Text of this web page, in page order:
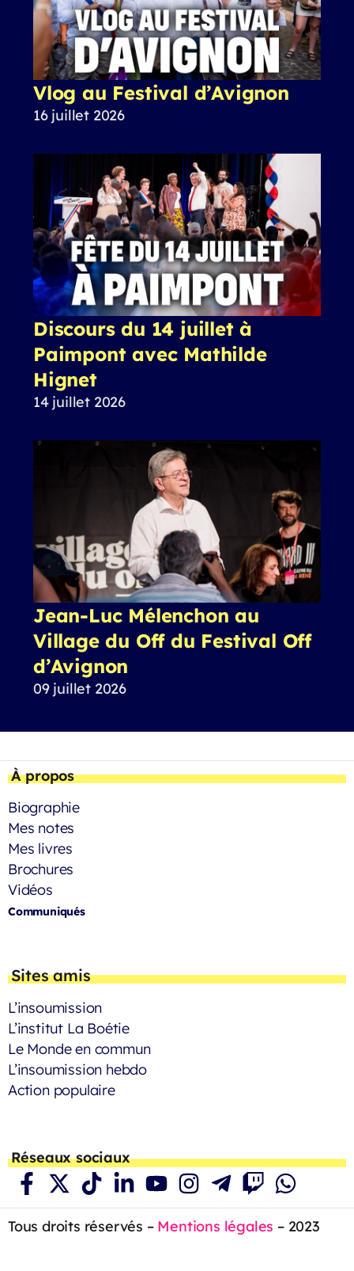
Vlog au Festival d’Avignon
16 juillet 2026
Discours du 14 juillet à
Paimpont avec Mathilde
Hignet
14 juillet 2026
Jean-Luc Mélenchon au
Village du Off du Festival Off
d’Avignon
09 juillet 2026
À propos
Biographie
Mes notes
Mes livres
Brochures
Vidéos
Communiqués
Sites amis
L’insoumission
L’institut La Boétie
Le Monde en commun
L’insoumission hebdo
Action populaire
Réseaux sociaux
Tous droits réservés – Mentions légales – 2023